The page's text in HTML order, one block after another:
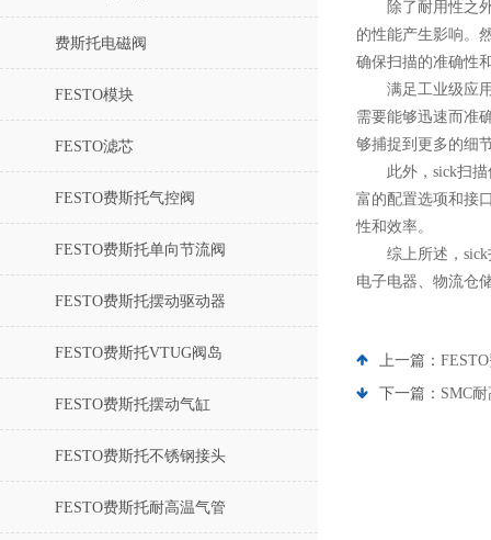
费斯托电磁阀
FESTO模块
FESTO滤芯
FESTO费斯托气控阀
FESTO费斯托单向节流阀
FESTO费斯托摆动驱动器
FESTO费斯托VTUG阀岛
FESTO费斯托摆动气缸
FESTO费斯托不锈钢接头
FESTO费斯托耐高温气管
除了耐用性之外
的性能产生影响。
确保扫描的准确性
满足工业级应用
需要能够迅速而准
够捕捉到更多的细
此外，sick扫描仪
富的配置选项和接
性和效率。
综上所述，sick扫
电子电器、物流仓
上一篇：
下一篇： SMC